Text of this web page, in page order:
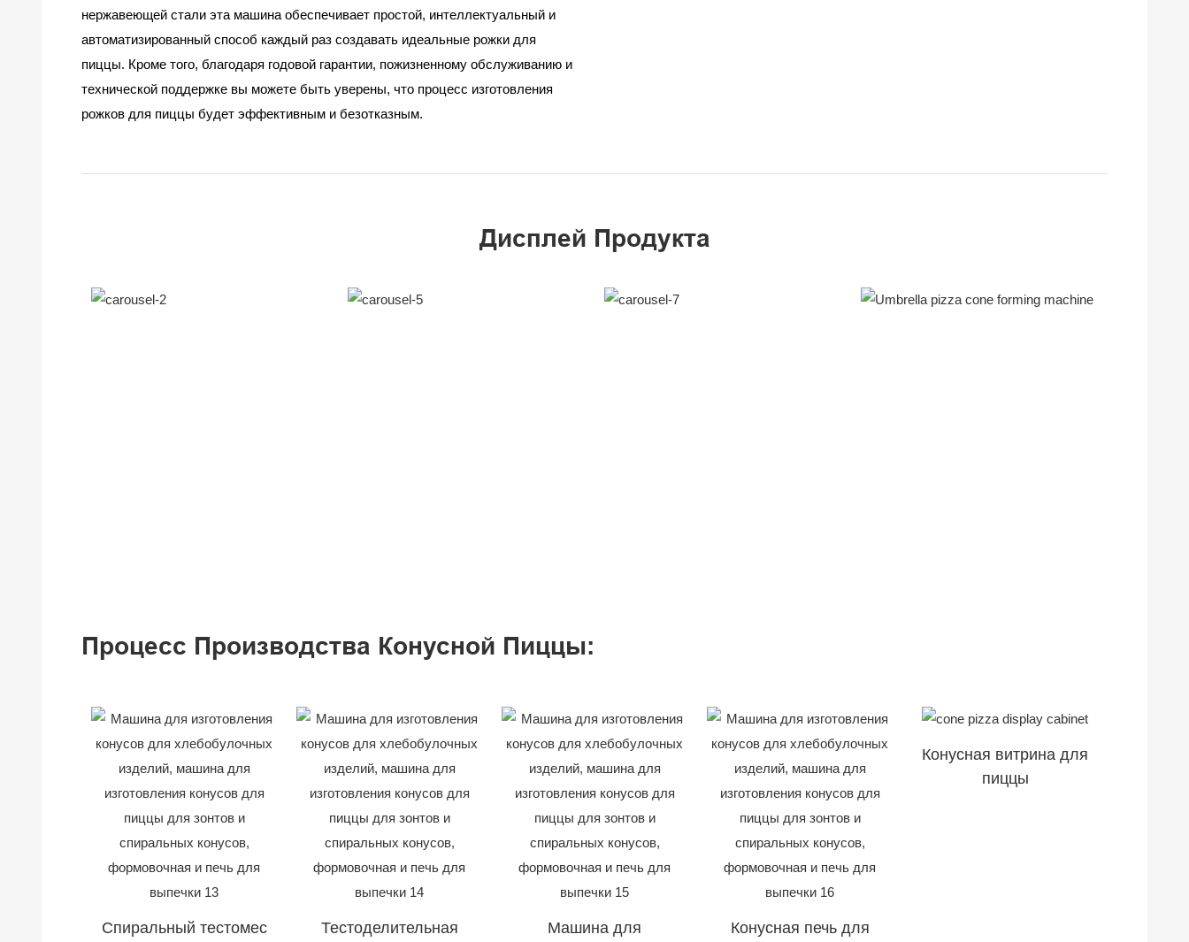
нержавеющей стали эта машина обеспечивает простой, интеллектуальный и
автоматизированный способ каждый раз создавать идеальные рожки для
пиццы. Кроме того, благодаря годовой гарантии, пожизненному обслуживанию и
технической поддержке вы можете быть уверены, что процесс изготовления
рожков для пиццы будет эффективным и безотказным.
Дисплей Продукта
Процесс Производства Конусной Пиццы:
Спиральный тестомес Тестоделительная Машина для Конусная печь для
Конусная витрина для
пиццы